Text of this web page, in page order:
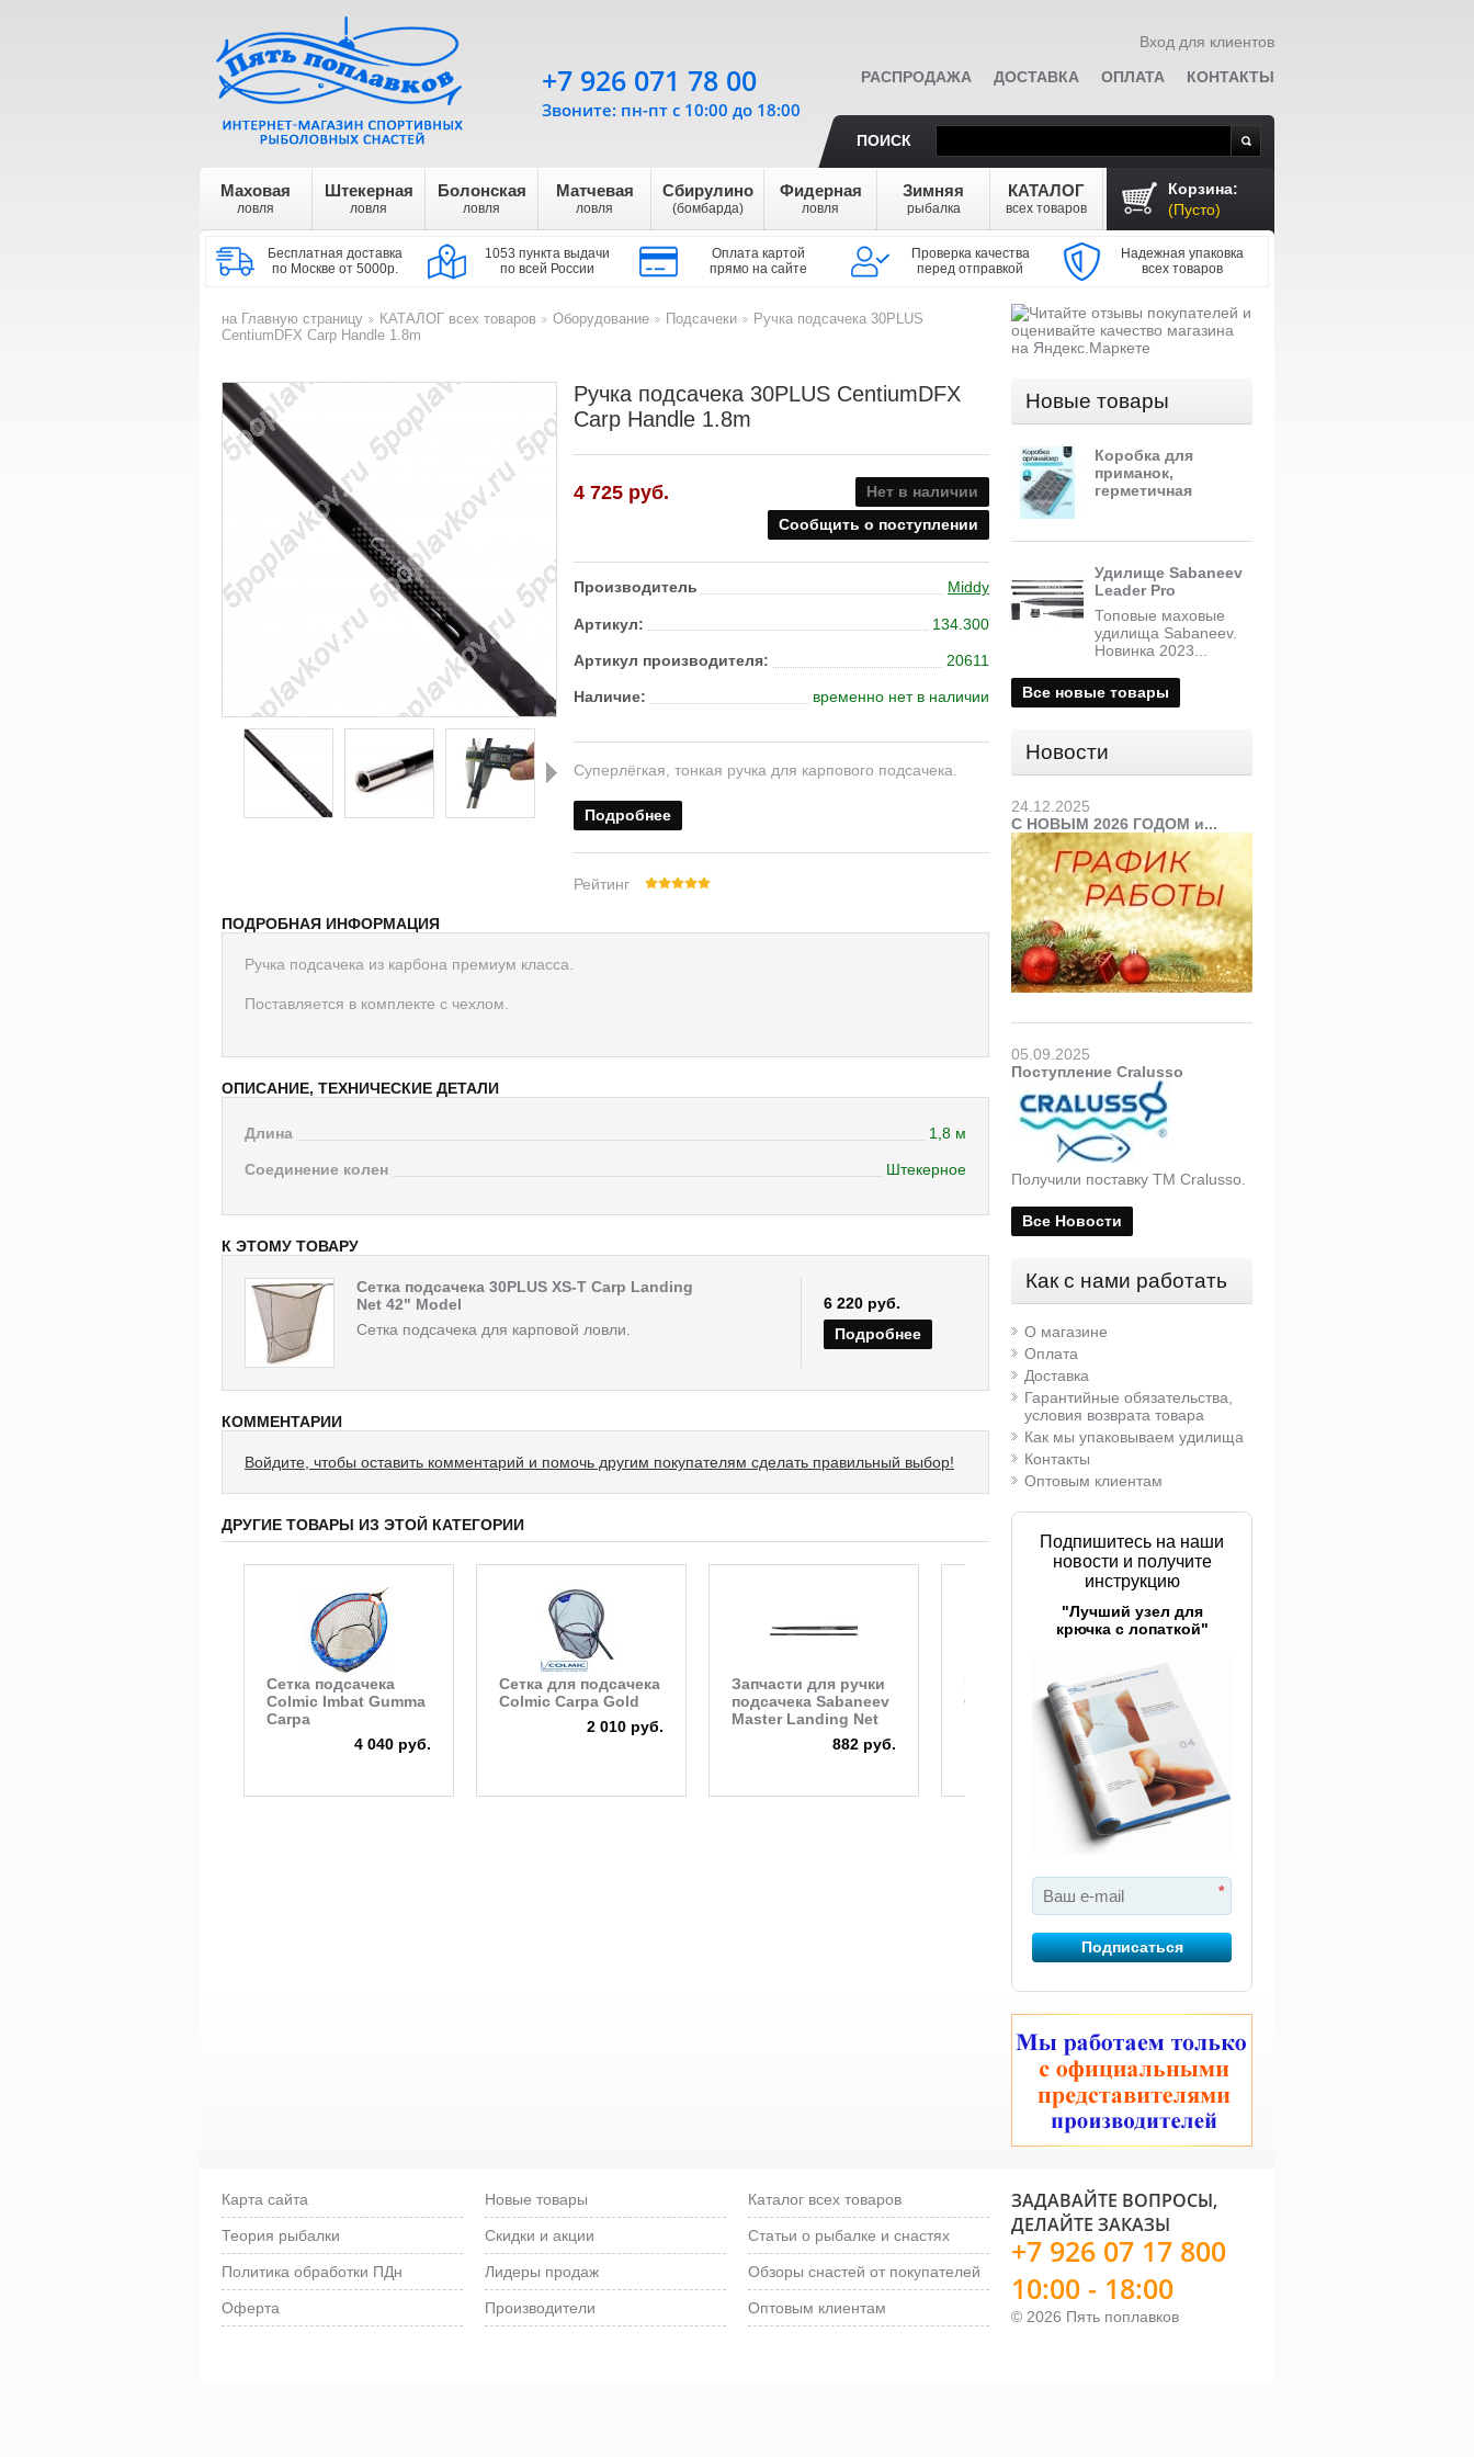
Вход для клиентов
Корзина:
(Пусто)
РАСПРОДАЖА ДОСТАВКА ОПЛАТА КОНТАКТЫ
ПОИСК
Маховая
ловля
Штекерная
ловля
Болонская
ловля
Матчевая
ловля
Сбирулино
(бомбарда)
Фидерная
ловля
Зимняя
рыбалка
КАТАЛОГ
всех товаров
Бесплатная доставка
по Москве от 5000р.
1053 пункта выдачи
по всей России
Оплата картой
прямо на сайте
Проверка качества
перед отправкой
Надежная упаковка
всех товаров
+7 926 071 78 00
Звоните: пн-пт с 10:00 до 18:00
на Главную страницу
>
КАТАЛОГ всех товаров
Оборудование
Подсачеки
Ручка подсачека 30PLUS
CentiumDFX Carp Handle 1.8m
Далее
Ручка подсачека 30PLUS CentiumDFX
Carp Handle 1.8m
4 725 руб.
Нет в наличии
Сообщить о поступлении
Производитель Middy
Артикул: 134.300
Артикул производителя: 20611
Наличие: временно нет в наличии
Суперлёгкая, тонкая ручка для карпового подсачека.
Подробнее
Рейтинг
ПОДРОБНАЯ ИНФОРМАЦИЯ
Ручка подсачека из карбона премиум класса.
Поставляется в комплекте с чехлом.
ОПИСАНИЕ, ТЕХНИЧЕСКИЕ ДЕТАЛИ
Длина 1,8 м
Соединение колен Штекерное
К ЭТОМУ ТОВАРУ
Сетка подсачека 30PLUS XS-T Carp Landing
Net 42" Model
Сетка подсачека для карповой ловли.
6 220 руб.
Подробнее
КОММЕНТАРИИ
Войдите, чтобы оставить комментарий и помочь другим покупателям сделать правильный выбор!
ДРУГИЕ ТОВАРЫ ИЗ ЭТОЙ КАТЕГОРИИ
Сетка подсачека
Colmic Imbat Gumma
Carpa
4 040 руб.
Сетка для подсачека
Colmic Carpa Gold
2 010 руб.
Запчасти для ручки
подсачека Sabaneev
Master Landing Net
882 руб.
Ручка подсачека
Colmic Karper
штекерная
14 790 руб.
Новые товары
Коробка для
приманок,
герметичная
Удилище Sabaneev
Leader Pro
Топовые маховые
удилища Sabaneev.
Новинка 2023...
Все новые товары
Новости
24.12.2025
С НОВЫМ 2026 ГОДОМ и...
05.09.2025
Поступление Cralusso
Получили поставку ТМ Cralusso.
Все Новости
Как с нами работать
О магазине
Оплата
Доставка
Гарантийные обязательства,
условия возврата товара
Как мы упаковываем удилища
Контакты
Оптовым клиентам
Подпишитесь на наши
новости и получите
инструкцию
"Лучший узел для
крючка с лопаткой"
*
Подписаться
Карта сайта
Теория рыбалки
Политика обработки ПДн
Оферта
Новые товары
Скидки и акции
Лидеры продаж
Производители
Каталог всех товаров
Статьи о рыбалке и снастях
Обзоры снастей от покупателей
Оптовым клиентам © 2026 Пять поплавков
ЗАДАВАЙТЕ ВОПРОСЫ,
ДЕЛАЙТЕ ЗАКАЗЫ
+7 926 07 17 800
10:00 - 18:00